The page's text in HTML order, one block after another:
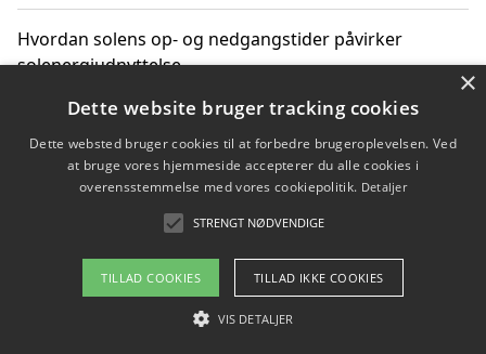
Hvordan solens op- og nedgangstider påvirker
solenergiudnyttelse
Hvordan du får svar på energispørgsmål om
vedvarende energikilder
Om / kontakt
Blog Betingelser
×
Dette website bruger tracking cookies
Dette websted bruger cookies til at forbedre brugeroplevelsen. Ved
at bruge vores hjemmeside accepterer du alle cookies i
overensstemmelse med vores cookiepolitik. Detaljer
STRENGT NØDVENDIGE
TILLAD COOKIES TILLAD IKKE COOKIES
VIS DETALJER